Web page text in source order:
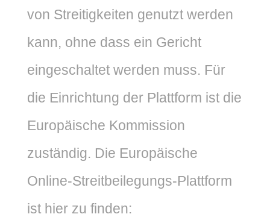
von Streitigkeiten genutzt werden
kann, ohne dass ein Gericht
eingeschaltet werden muss. Für
die Einrichtung der Plattform ist die
Europäische Kommission
zuständig. Die Europäische
Online-Streitbeilegungs-Plattform
ist hier zu finden: